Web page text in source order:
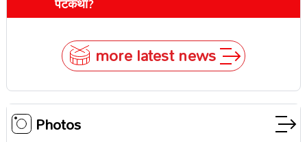
पटकथा?
more latest news
Photos